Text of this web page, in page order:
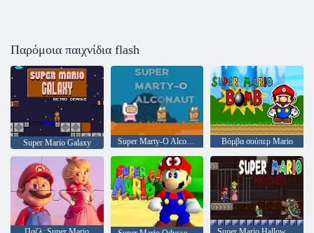
Παρόμοια παιχνίδια flash
Super Mario Galaxy Super Marty-O Alconaut Βόμβα σούπερ Mario